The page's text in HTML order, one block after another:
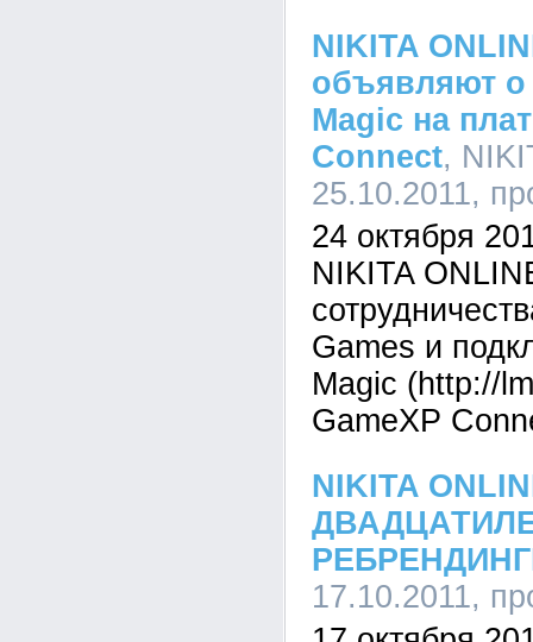
NIKITA
объявляют о
Magic на
Connect,
25.10.2011,
24 октября
NIKITA
Games и
Magic (http://
GameXP
NIKITA
17.10.2011,